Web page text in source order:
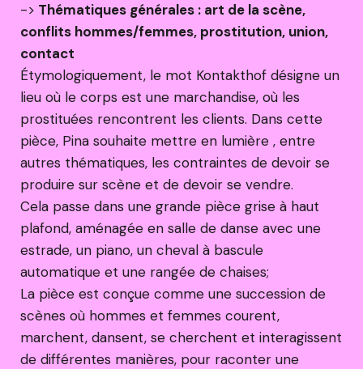
-> Thématiques générales : art de la scène,
conflits hommes/femmes, prostitution, union,
contact
Étymologiquement, le mot Kontakthof désigne un
lieu où le corps est une marchandise, où les
prostituées rencontrent les clients. Dans cette
pièce, Pina souhaite mettre en lumière , entre
autres thématiques, les contraintes de devoir se
produire sur scène et de devoir se vendre.
Cela passe dans une grande pièce grise à haut
plafond, aménagée en salle de danse avec une
estrade, un piano, un cheval à bascule
automatique et une rangée de chaises;
La pièce est conçue comme une succession de
scènes où hommes et femmes courent,
marchent, dansent, se cherchent et interagissent
de différentes manières, pour raconter une